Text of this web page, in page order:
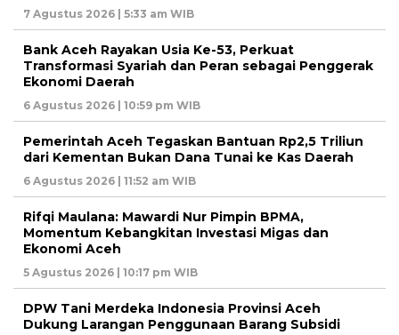
7 Agustus 2026 | 5:33 am WIB
Bank Aceh Rayakan Usia Ke-53, Perkuat
Transformasi Syariah dan Peran sebagai Penggerak
Ekonomi Daerah
6 Agustus 2026 | 10:59 pm WIB
Pemerintah Aceh Tegaskan Bantuan Rp2,5 Triliun
dari Kementan Bukan Dana Tunai ke Kas Daerah
6 Agustus 2026 | 11:52 am WIB
Rifqi Maulana: Mawardi Nur Pimpin BPMA,
Momentum Kebangkitan Investasi Migas dan
Ekonomi Aceh
5 Agustus 2026 | 10:17 pm WIB
DPW Tani Merdeka Indonesia Provinsi Aceh
Dukung Larangan Penggunaan Barang Subsidi